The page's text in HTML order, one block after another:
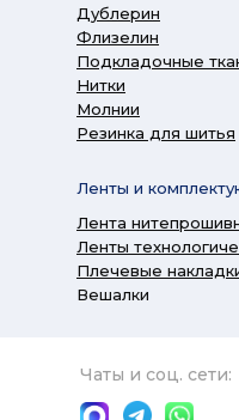
Чаты и соц. сети:
Дублерин
Флизелин
Подкладочные
Нитки
Молнии
Резинка для шитья
Ленты и
Лента
Ленты
Плечевые
Вешалки